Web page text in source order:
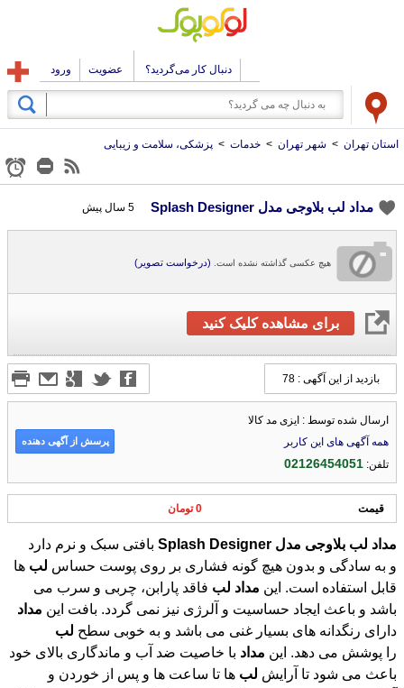
دنبال کار می‌گردید؟ عضویت ورود
استان تهران > شهر تهران > خدمات > پزشکی، سلامت و زیبایی
مداد لب بلاوجی مدل Splash Designer 5 سال پیش
هیچ عکسی گذاشته نشده است. (درخواست تصویر)
برای مشاهده کلیک کنید
بازدید از این آگهی : 78
ارسال شده توسط : ایزی مد کالا
همه آگهی های این کاربر
تلفن:02126454051
پرسش از آگهی دهنده
قیمت 0 تومان
مداد لب بلاوجی مدل Splash Designer
بافتی سبک و نرم دارد
و به سادگی و بدون هیچ گونه فشاری بر روی پوست حساس لب ها
قابل استفاده است. این مداد لب فاقد پارابن، چربی و سرب می
باشد و باعث ایجاد حساسیت و آلرژی نیز نمی گردد. بافت این مداد
دارای رنگدانه های بسیار غنی می باشد و به خوبی سطح لب
را پوشش می دهد. این مداد با خاصیت ضد آب و ماندگاری بالای خود
باعث می شود تا آرایش لب ها تا ساعت ها و پس از خوردن و